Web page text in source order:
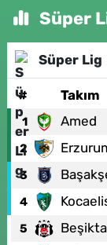
Süper
Süper Lig
# Takım
1 Amed
2
3
4
5